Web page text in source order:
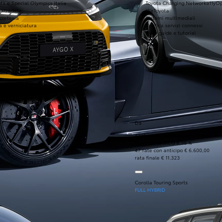
Da
Anche con finanziamento Toyota
TAN 7,25 % TAEG 8,98 %
47 rate con anticipo € 6.600,00
rata finale € 11.323
Corolla Touring Sports
FULL HYBRID
stradale
e verniciatura
Toyota Charging Network
WeToyota
Sistemi multimediali
Verifica servizi connessi
FAQ, guide e tutorial
e Special Olympics Italia